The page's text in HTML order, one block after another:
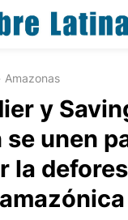
Amazonas
y
unen
la